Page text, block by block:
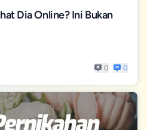
Dia Online? Ini Bukan
0 0